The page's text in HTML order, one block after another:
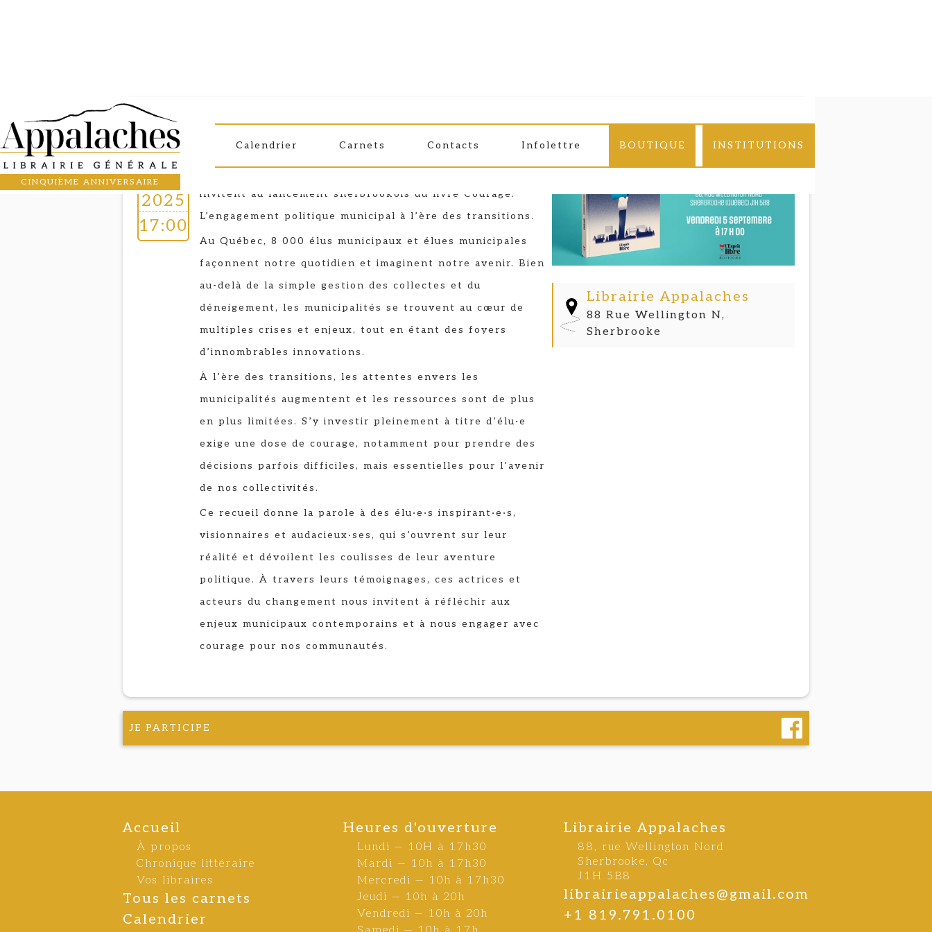
CINQUIÈME ANNIVERSAIRE
Calendrier Carnets Contacts Infolettre BOUTIQUE INSTITUTIONS
5
SEP
2025
17:00
C’est avec joie que les Éditions L’Esprit libre vous
invitent au lancement sherbrookois du livre Courage!
L’engagement politique municipal à l’ère des transitions.
Au Québec, 8 000 élus municipaux et élues municipales
façonnent notre quotidien et imaginent notre avenir. Bien
au-delà de la simple gestion des collectes et du
déneigement, les municipalités se trouvent au cœur de
multiples crises et enjeux, tout en étant des foyers
d’innombrables innovations.
À l’ère des transitions, les attentes envers les
municipalités augmentent et les ressources sont de plus
en plus limitées. S’y investir pleinement à titre d’élu·e
exige une dose de courage, notamment pour prendre des
décisions parfois difficiles, mais essentielles pour l’avenir
de nos collectivités.
Ce recueil donne la parole à des élu·e·s inspirant·e·s,
visionnaires et audacieux·ses, qui s’ouvrent sur leur
réalité et dévoilent les coulisses de leur aventure
politique. À travers leurs témoignages, ces actrices et
acteurs du changement nous invitent à réfléchir aux
enjeux municipaux contemporains et à nous engager avec
courage pour nos communautés.
Librairie Appalaches
88 Rue Wellington N,
Sherbrooke
JE PARTICIPE
Accueil
À propos
Chronique littéraire
Vos libraires
Tous les carnets
Calendrier
Heures d'ouverture
Lundi — 10H à 17h30
Mardi — 10h à 17h30
Mercredi — 10h à 17h30
Jeudi — 10h à 20h
Vendredi — 10h à 20h
Librairie Appalaches
88, rue Wellington Nord
Sherbrooke, Qc
J1H 5B8
librairieappalaches@gmail.com
+1 819.791.0100